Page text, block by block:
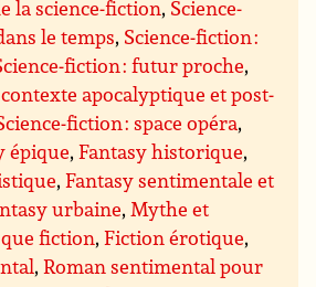
la science-fiction, Science-
le temps, Science-fiction :
fiction : futur proche,
apocalyptique et post-
fiction : space opéra,
épique,Fantasy historique,
,Fantasy sentimentale et
urbaine,Mythe et
fiction,Fiction érotique,
,Roman sentimental pour